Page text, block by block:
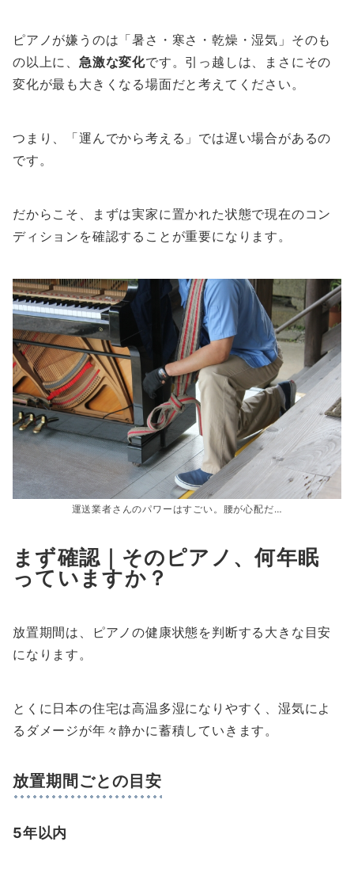
ピアノが嫌うのは「暑さ・寒さ・乾燥・湿気」そのも
の以上に、 急激な変化です。引っ越しは、まさにその
変化が最も大きくなる場面だと考えてください。
つまり、「運んでから考える」では遅い場合があるの
です。
だからこそ、まずは実家に置かれた状態で現在のコン
ディションを確認することが重要になります。
運送業者さんのパワーはすごい。腰が心配だ…
まず確認｜そのピアノ、何年眠
っていますか？
放置期間は、ピアノの健康状態を判断する大きな目安
になります。
とくに日本の住宅は高温多湿になりやすく、湿気によ
るダメージが年々静かに蓄積していきます。
放置期間ごとの目安
5年以内